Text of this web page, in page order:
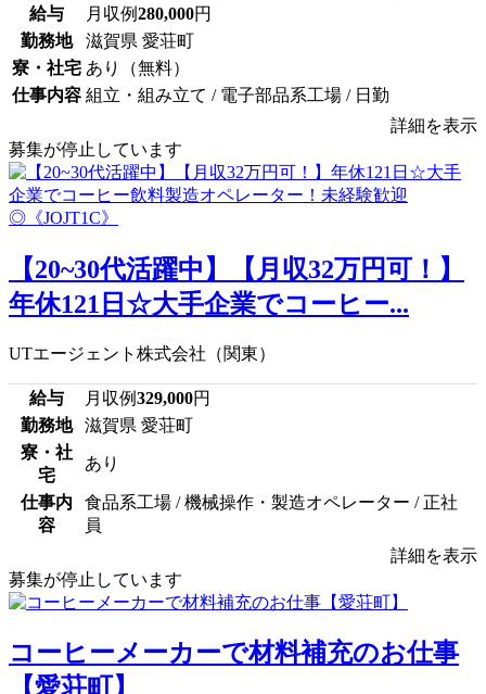
給与 月収例280,000円
勤務地
滋賀県 愛荘町
寮・社宅 あり（無料）
仕事内容 組立・組み立て / 電子部品系工場 / 日勤
詳細を表示
募集が停止しています
【20~30代活躍中】【月収32万円可！】
年休121日☆大手企業でコーヒー...
UTエージェント株式会社（関東）
給与 月収例329,000円
勤務地
滋賀県 愛荘町
寮・社
宅
あり
仕事内
容
食品系工場 / 機械操作・製造オペレーター / 正社
員
詳細を表示
募集が停止しています
コーヒーメーカーで材料補充のお仕事
【愛荘町】